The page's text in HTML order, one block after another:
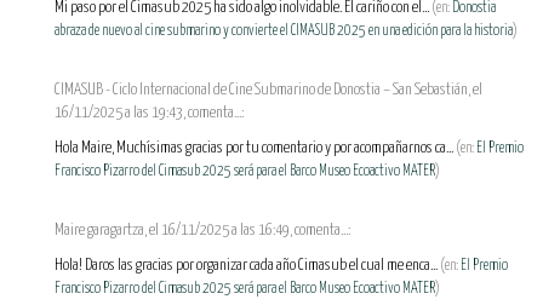
Mi paso por el Cimasub 2025 ha sido algo inolvidable. El cariño con el... (en: Donostia
abraza de nuevo al cine submarino y convierte el CIMASUB 2025 en una edición para la historia)
CIMASUB - Ciclo Internacional de Cine Submarino de Donostia – San Sebastián, el
16/11/2025 a las 19:43, comenta...:
Hola Maire, Muchísimas gracias por tu comentario y por acompañarnos ca... (en: El Premio
Francisco Pizarro del Cimasub 2025 será para el Barco Museo Ecoactivo MATER)
Maire garagartza, el 16/11/2025 a las 16:49, comenta...:
Hola! Daros las gracias por organizar cada año Cimasub el cual me enca... (en: El Premio
Francisco Pizarro del Cimasub 2025 será para el Barco Museo Ecoactivo MATER)